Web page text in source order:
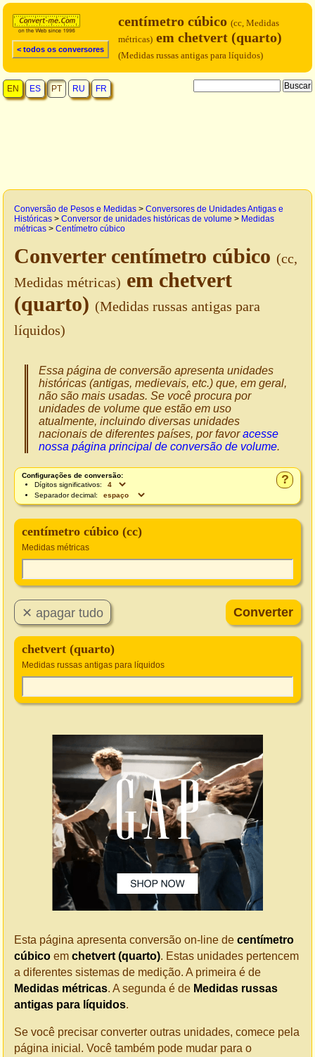
< todos os conversores
centímetro cúbico (cc, Medidas
métricas) em chetvert (quarto)
(Medidas russas antigas para líquidos)
EN ES PT RU FR
Conversão de Pesos e Medidas > Conversores de Unidades Antigas e
Históricas > Conversor de unidades históricas de volume > Medidas
métricas > Centímetro cúbico
Converter centímetro cúbico (cc,
Medidas métricas) em chetvert
(quarto) (Medidas russas antigas para
líquidos)
Essa página de conversão apresenta unidades
históricas (antigas, medievais, etc.) que, em geral,
não são mais usadas. Se você procura por
unidades de volume que estão em uso
atualmente, incluindo diversas unidades
nacionais de diferentes países, por favoracesse
nossa página principal de conversão de volume.
?
Configurações de conversão:
Dígitos significativos:
Separador decimal:
centímetro cúbico (cc)
Medidas métricas
chetvert (quarto)
Medidas russas antigas para líquidos
Esta página apresenta conversão on-line de centímetro
cúbico em chetvert (quarto). Estas unidades pertencem
a diferentes sistemas de medição. A primeira é de
Medidas métricas. A segunda é de Medidas russas
antigas para líquidos.
Se você precisar converter outras unidades, comece pela
página inicial. Você também pode mudar para o